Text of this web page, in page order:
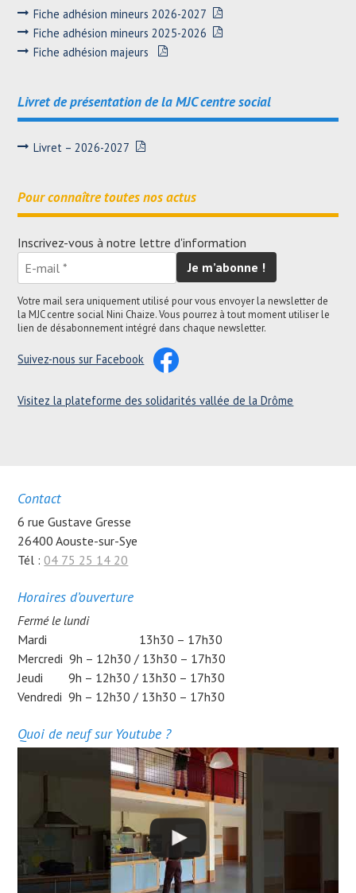
Fiche adhésion mineurs 2026-2027
Fiche adhésion mineurs 2025-2026
Fiche adhésion majeurs
Livret de présentation de la MJC centre social
Livret – 2026-2027
Pour connaître toutes nos actus
Inscrivez-vous à notre lettre d'information
Votre mail sera uniquement utilisé pour vous envoyer la newsletter de
la MJC centre social Nini Chaize. Vous pourrez à tout moment utiliser le
lien de désabonnement intégré dans chaque newsletter.
Suivez-nous sur Facebook
Visitez la plateforme des solidarités vallée de la Drôme
Contact
6 rue Gustave Gresse
26400 Aouste-sur-Sye
Tél :04 75 25 14 20
Horaires d’ouverture
Fermé le lundi
Mardi 13h30 – 17h30
Mercredi 9h – 12h30 / 13h30 – 17h30
Jeudi 9h – 12h30 / 13h30 – 17h30
Vendredi 9h – 12h30 / 13h30 – 17h30
Quoi de neuf sur Youtube ?